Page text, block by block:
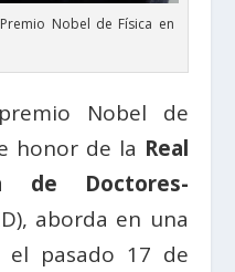
Nobel de Física en
Nobel de
honor de la Real
de Doctores-
aborda en una
el pasado 17 de